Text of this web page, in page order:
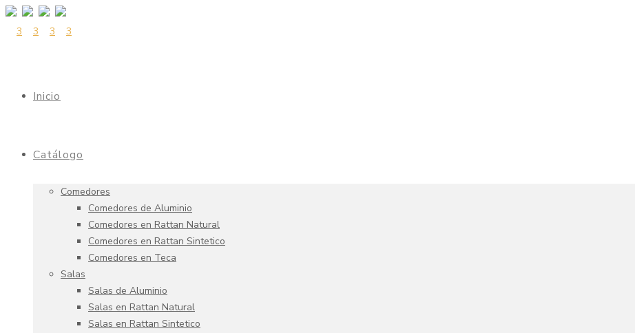
Inicio
Catálogo
Comedores
Comedores de Aluminio
Comedores en Rattan Natural
Comedores en Rattan Sintetico
Comedores en Teca
Salas
Salas de Aluminio
Salas en Rattan Natural
Salas en Rattan Sintetico